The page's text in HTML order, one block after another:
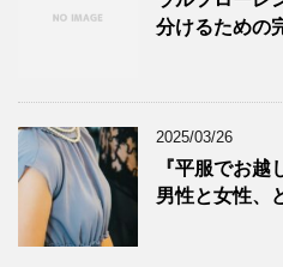
分けるための
2025/03/26
『平服でお越
男性と女性、